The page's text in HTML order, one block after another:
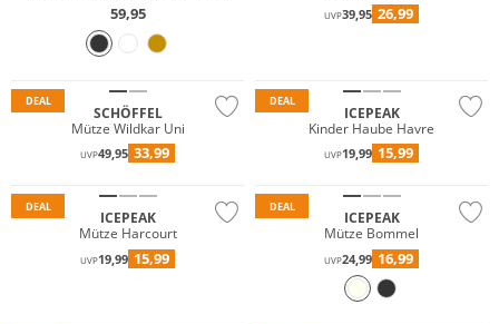
59,95 UVP39,95 26,99
DEAL
SCHÖFFEL
Mütze Wildkar Uni
UVP49,95 33,99
DEAL
ICEPEAK
Kinder Haube Havre
UVP19,99 15,99
DEAL
ICEPEAK
Mütze Harcourt
UVP19,99 15,99
DEAL
ICEPEAK
Mütze Bommel
UVP24,99 16,99